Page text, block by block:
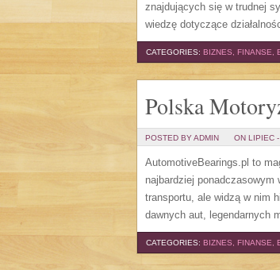
znajdujących się w trudnej
wiedzę dotyczące
CATEGORIES: BIZNES, FINANSE,
Polska
POSTED BY ADMIN ON LIPIEC
AutomotiveBearings.pl to
najbardziej
transportu, ale widzą w nim
dawnych aut, legendarnych
CATEGORIES: BIZNES, FINANSE,